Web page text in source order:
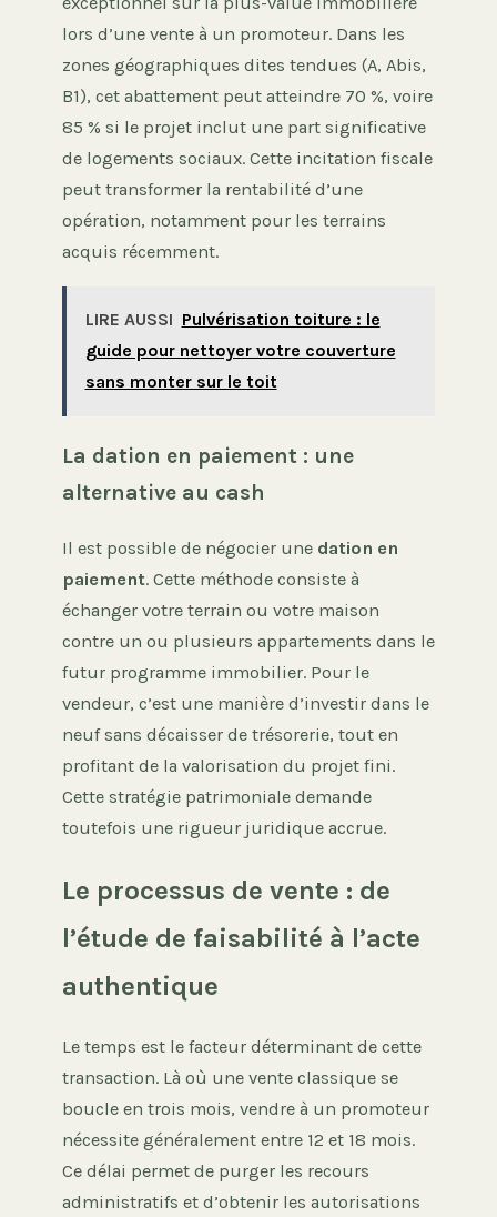
lors d’une vente à un promoteur. Dans les
zones géographiques dites tendues (A, Abis,
B1), cet abattement peut atteindre 70 %, voire
85 % si le projet inclut une part significative
de logements sociaux. Cette incitation fiscale
peut transformer la rentabilité d’une
opération, notamment pour les terrains
acquis récemment.
LIRE AUSSI Pulvérisation toiture : le
guide pour nettoyer votre couverture
sans monter sur le toit
La dation en paiement : une
alternative au cash
Il est possible de négocier une dation en
paiement. Cette méthode consiste à
échanger votre terrain ou votre maison
contre un ou plusieurs appartements dans le
futur programme immobilier. Pour le
vendeur, c’est une manière d’investir dans le
neuf sans décaisser de trésorerie, tout en
profitant de la valorisation du projet fini.
Cette stratégie patrimoniale demande
toutefois une rigueur juridique accrue.
Le processus de vente : de
l’étude de faisabilité à l’acte
authentique
Le temps est le facteur déterminant de cette
transaction. Là où une vente classique se
boucle en trois mois, vendre à un promoteur
nécessite généralement entre 12 et 18 mois.
Ce délai permet de purger les recours
administratifs et d’obtenir les autorisations